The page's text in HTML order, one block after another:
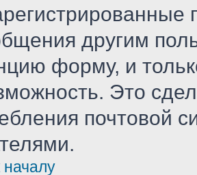
другим
форму, и
Это
почтовой
началу